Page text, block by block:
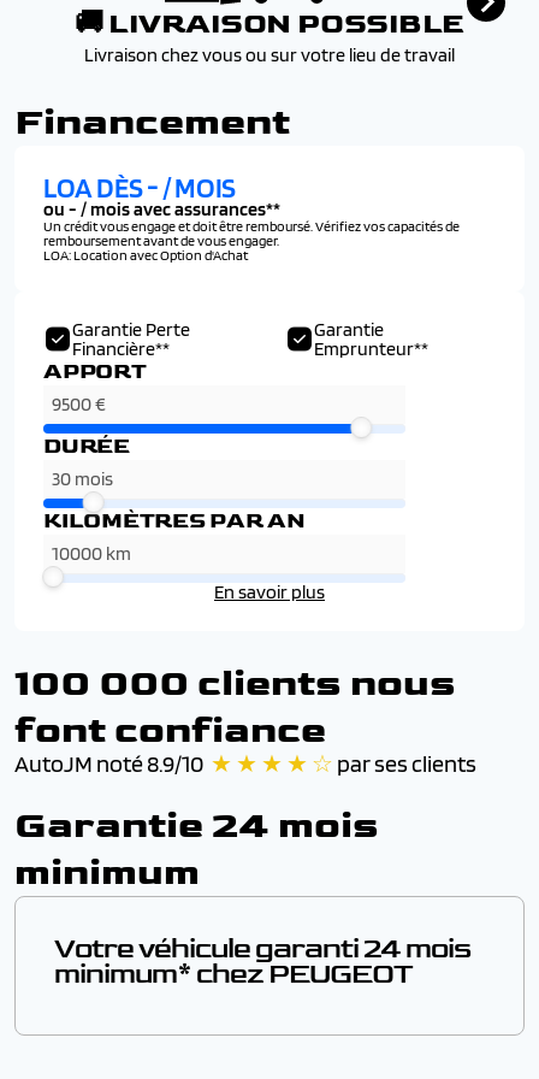
🚚 LIVRAISON POSSIBLE
Livraison chez vous ou sur votre lieu de travail
Financement
Garantie Perte
Financière**
Garantie
Emprunteur**
APPORT
DURÉE
KILOMÈTRES PAR AN
En savoir plus
LOA DÈS-/ MOIS
ou - / mois avec assurances**
Un crédit vous engage et doit être remboursé. Vérifiez vos capacités de
remboursement avant de vous engager.
LOA: Location avec Option d'Achat
100 000 clients nous
font confiance
AutoJM noté 8.9/10 ★ ★ ★ ★ ☆ par ses clients
Garantie 24 mois
minimum
Votre véhicule garanti 24 mois
minimum* chez PEUGEOT
En achetant un vehicule sous garantie chez AutoJM,